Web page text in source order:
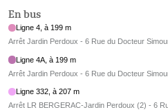
En bus
Ligne 4, à 199 m
Arrêt Jardin Perdoux - 6 Rue du Docteur
Ligne 4A, à 199 m
Arrêt Jardin Perdoux - 6 Rue du Docteur
Ligne 332, à 207 m
Arrêt LR BERGERAC-Jardin Perdoux (2) - 6